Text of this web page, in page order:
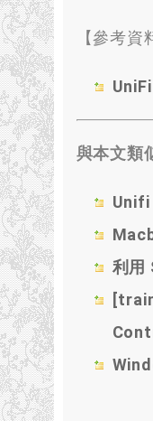
【參考資
與本文類
利用